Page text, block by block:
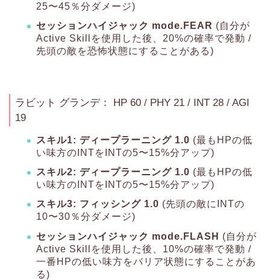
25〜45％分ダメージ)
セッションハイジャック mode.FEAR (自分が
Active Skillを使用した後、20%の確率で発動 /
先頭の敵を恐怖状態にすることがある)
ラビット グランデ： HP 60 / PHY 21 / INT 28 / AGI
19
スキル1: ディープラーニング 1.0 (最もHPの低
い味方のINTをINTの5〜15%分アップ)
スキル2: ディープラーニング 1.0 (最もHPの低
い味方のINTをINTの5〜15%分アップ)
スキル3: フィッシング 1.0 (先頭の敵にINTの
10〜30％分ダメージ)
セッションハイジャック mode.FLASH (自分が
Active Skillを使用した後、10%の確率で発動 /
一番HPの低い味方をバリア状態にすることがあ
る)